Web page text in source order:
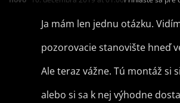
Ja mám len jednu otázku.
pozorovacie stanovište hneď
Ale teraz vážne. Tú montáž si
alebo si sa k nej výhodne